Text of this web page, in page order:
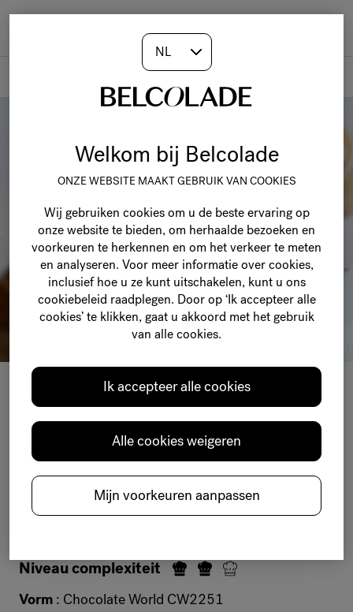
Gevulde praline Individuele portie
Gevormde pralines
THE MELO
MANON
Niveau complexiteit
Vorm : Chocolate World CW2251
Welkom bij Belcolade
ONZE WEBSITE MAAKT GEBRUIK VAN COOKIES
Wij gebruiken cookies om u de beste ervaring op
onze website te bieden, om herhaalde bezoeken en
voorkeuren te herkennen en om het verkeer te meten
en analyseren. Voor meer informatie over cookies,
inclusief hoe u ze kunt uitschakelen, kunt u ons
cookiebeleid raadplegen. Door op ‘Ik accepteer alle
cookies’ te klikken, gaat u akkoord met het gebruik
van alle cookies.
Ik accepteer alle cookies
Alle cookies weigeren
Mijn voorkeuren aanpassen